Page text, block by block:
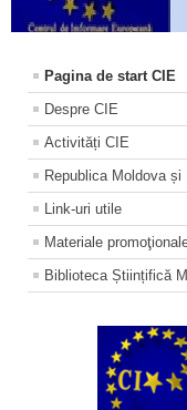
Pagina de start CIE
Despre CIE
Activități CIE
Republica Moldova și
Link-uri utile
Materiale
Biblioteca Științifică